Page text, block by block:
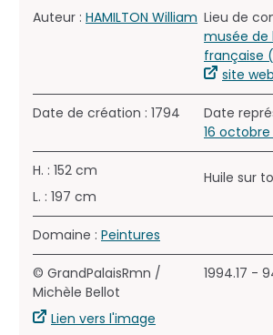
Auteur : HAMILTON William Lieu de
musée de
française
site web
Date de création : 1794
Date
16 octobre
H. : 152 cm
L. : 197 cm
Huile sur
Domaine : Peintures
© GrandPalaisRmn /
Michèle Bellot
Lien vers l'image
1994.17 -